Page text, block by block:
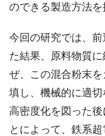
のできる製造方法を
今回の研究では、
た結果、原料物質
ぜ、この混合粉末
填し、機械的に適
高密度化を図った
とによって、鉄系